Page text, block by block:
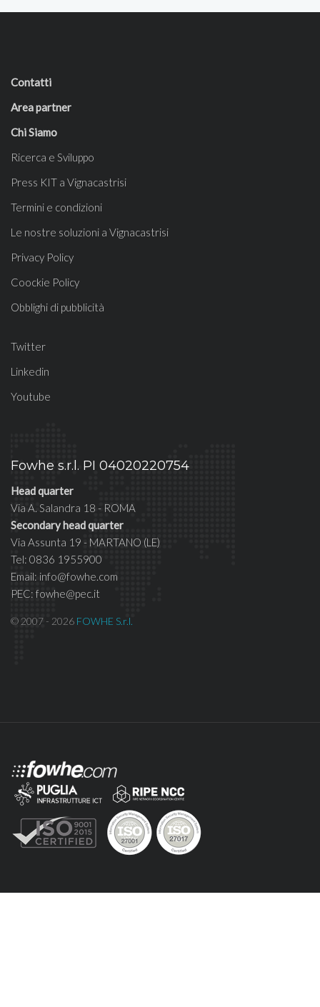
Contatti
Area partner
Chi Siamo
Ricerca e Sviluppo
Press KIT a Vignacastrisi
Termini e condizioni
Le nostre soluzioni a Vignacastrisi
Privacy Policy
Coockie Policy
Obblighi di pubblicità
Twitter
Linkedin
Youtube
Fowhe s.r.l. PI 04020220754
Head quarter
Via A. Salandra 18 - ROMA
Secondary head quarter
Via Assunta 19 - MARTANO (LE)
Tel: 0836 1955900
Email: info@fowhe.com
PEC: fowhe@pec.it
© 2007 - 2026 FOWHE S.r.l.